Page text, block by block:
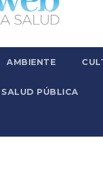
AMBIENTE
SALUD PÚBLICA